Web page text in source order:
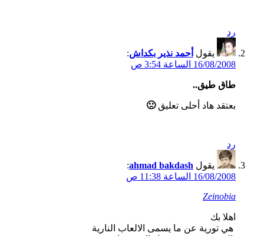
رد
يقول أحمد نذير بكداش:
16/08/2008 الساعة 3:54 ص
طاق طيق..
بعتقد هاد أحلى تعليق 🙁
رد
يقول ahmad bakdash
:
16/08/2008 الساعة 11:38 ص
Zeinobia
اهلا بك
هي تورية عن ما يسمى الالعاب النارية